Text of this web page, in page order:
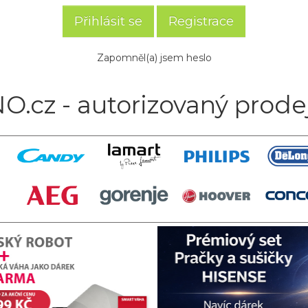
Registrace
Zapomněl(a) jsem heslo
- autorizovaný